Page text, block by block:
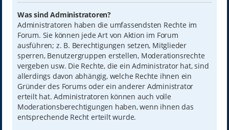
Was sind Administratoren?
Administratoren haben die umfassendsten Rechte im
Forum. Sie können jede Art von Aktion im Forum
ausführen; z. B. Berechtigungen setzen, Mitglieder
sperren, Benutzergruppen erstellen, Moderationsrechte
vergeben usw. Die Rechte, die ein Administrator hat, sind
allerdings davon abhängig, welche Rechte ihnen ein
Gründer des Forums oder ein anderer Administrator
erteilt hat. Administratoren können auch volle
Moderationsberechtigungen haben, wenn ihnen das
entsprechende Recht erteilt wurde.